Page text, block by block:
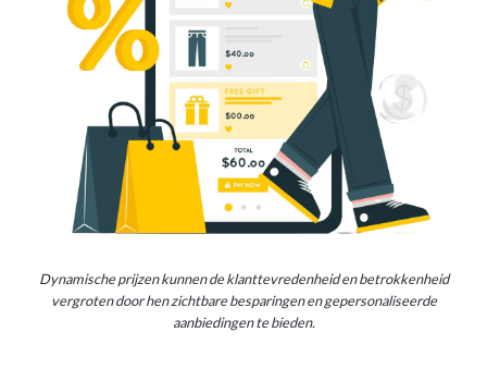
Dynamische prijzen kunnen de klanttevredenheid en betrokkenheid
vergroten door hen zichtbare besparingen en gepersonaliseerde
aanbiedingen te bieden.